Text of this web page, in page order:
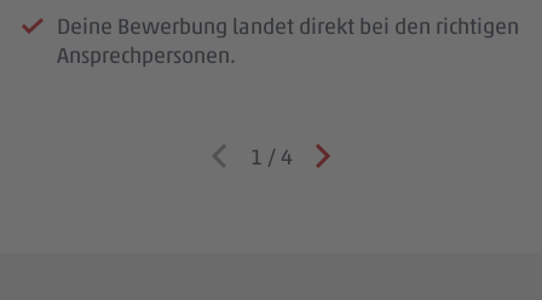
Deine Bewerbung landet direkt bei den richtigen
Ansprechpersonen.
1 / 4